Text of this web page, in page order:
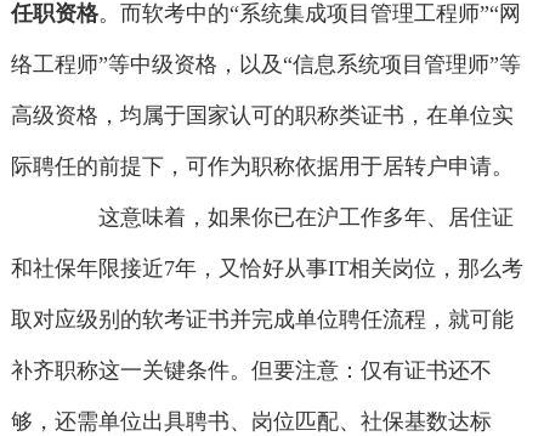
任职资格。而软考中的“系统集成项目管理工程师”“网
络工程师”等中级资格，以及“信息系统项目管理师”等
高级资格，均属于国家认可的职称类证书，在单位实
际聘任的前提下，可作为职称依据用于居转户申请。
这意味着，如果你已在沪工作多年、居住证
和社保年限接近7年，又恰好从事IT相关岗位，那么考
取对应级别的软考证书并完成单位聘任流程，就可能
补齐职称这一关键条件。但要注意：仅有证书还不
够，还需单位出具聘书、岗位匹配、社保基数达标